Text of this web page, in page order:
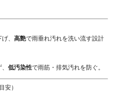
げ、高艶で雨垂れ汚れを洗い流す設計
、低汚染性で雨筋・排気汚れを防ぐ。
安）